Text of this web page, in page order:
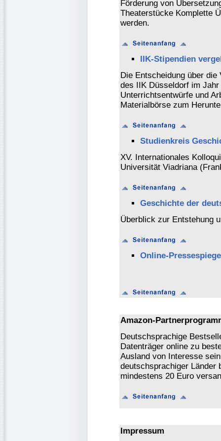
Förderung von
Theaterstücke Komplette
werden.
IIK-Stipendien
Die Entscheidung über
des IIK Düsseldorf im
Unterrichtsentwürfe und
Materialbörse zum
Studienkreis
XV. Internationales
Universität Viadriana
Geschichte der
Überblick zur Entstehung
Online-
Amazon-
Deutschsprachige
Datenträger online zu
Ausland von Interesse
deutschsprachiger Länder
mindestens 20 Euro
Impressum